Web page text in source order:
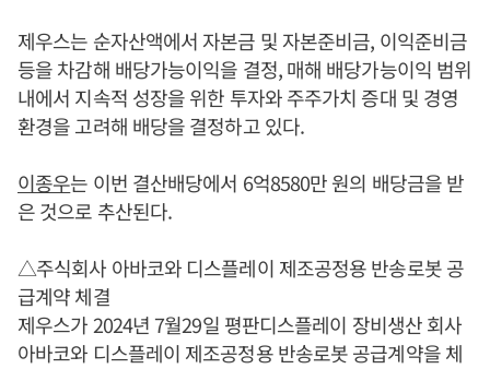
제우스는 순자산액에서 자본금 및 자본준비금, 이익준비금
등을 차감해 배당가능이익을 결정, 매해 배당가능이익 범위
내에서 지속적 성장을 위한 투자와 주주가치 증대 및 경영
환경을 고려해 배당을 결정하고 있다.
이종우는 이번 결산배당에서 6억8580만 원의 배당금을 받
은 것으로 추산된다.
△주식회사 아바코와 디스플레이 제조공정용 반송로봇 공
급계약 체결
제우스가 2024년 7월29일 평판디스플레이 장비생산 회사
아바코와 디스플레이 제조공정용 반송로봇 공급계약을 체